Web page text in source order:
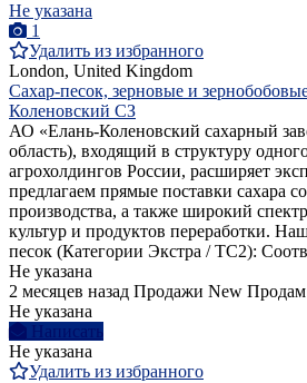
Не указана
1
Удалить из избранного
London, United Kingdom
Сахар-песок, зерновые и
Коленовский СЗ
АО «Елань-Коленовский сахарный
область), входящий в структуру
агрохолдингов России, расширяет
предлагаем прямые поставки сахара
производства, а также широкий
культур и продуктов переработки.
песок (Категории Экстра / ТС2):
Не указана
2 месяцев назад Продажи New Продам
Не указана
Написать
Не указана
Удалить из избранного